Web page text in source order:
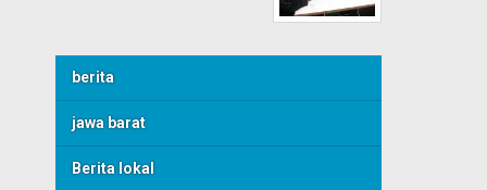
berita
jawa barat
Berita lokal